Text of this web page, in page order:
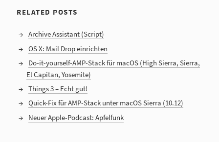
RELATED POSTS
Archive Assistant (Script)
OS X: Mail Drop einrichten
Do-it-yourself-AMP-Stack für macOS (High Sierra, Sierra,
El Capitan, Yosemite)
Things 3 – Echt gut!
Quick-Fix für AMP-Stack unter macOS Sierra (10.12)
Neuer Apple-Podcast: Apfelfunk